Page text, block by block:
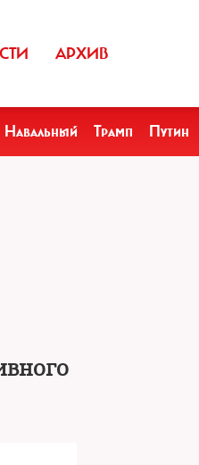
АРХИВ
Навальный Трамп Путин